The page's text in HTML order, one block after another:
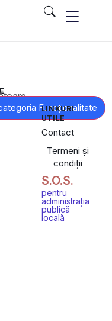
Funcționalitate
LINKURI
UTILE
Contact
Termeni și
condiții
S.O.S.
pentru
administrația
publică
locală